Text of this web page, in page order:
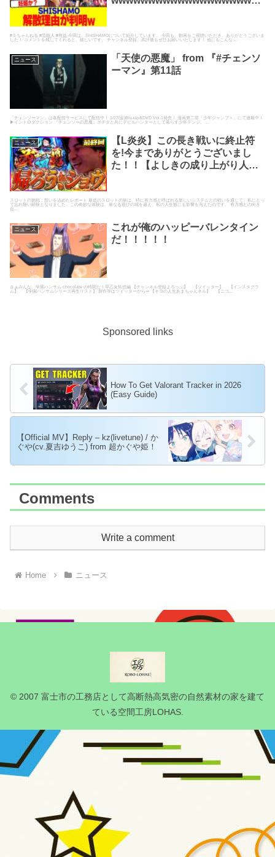
#５ちゃんねる #芸能人 #有益 今回は、SHISHAMOについて紹介しています。 今回も、動画をご視聴いただき、ありがとうございま
した！ コメントを残してくれると、嬉しいです。 チャンネル登録、高評価もぜひお願いいたします！ 他にもこんな...
ニュース
「天使の悪魔」 from 『#チェンソ
ーマン』第11話
「チェンソーマン」は各配信サービスにて配信中！ 1/27(金)Blu-ray&DVD Vol.1発売！ 漫画第二部「少年ジャンプ＋」にて連載中！
▶イントロダクション 『チェンソーの悪魔』ポチタと共にデビルハンターとして暮らす少年デンジ。 ...
ニュース
【L炎炎】この長き戦いに終止符
を!今までありがとうございまし
た！！【よしきの成り上がり人生
スロットの挑戦：想いを込めたレポート 最近のスロットの旅は、特に有力感と呼ばれる新しいシステムとの戦いを通じて、私にとっ
て忘れ難い経験となりました。この奇妙な体験は、単なる遊びの域を越え、私の人生観にも影響を与えたのです。 有力感との向き
合...
ニュース
これが俺のハッピーバレンタイン
だ！！！！！
さぁみんな、学園ハンサム chocolate の時間だ！早乙女拓也編 【チャンネル登録よろっぷ】 【ツイッター】 【インスタグラ
ム】 【学園ハンサムシリーズ再生リスト】 新作等はツイッターから⇒ 【キヨの人生あまちゃんネル】 【ニコ...
Sponsored links
How To Get Valorant Tracker in 2026
(Easy Guide)
【Official MV】Reply – kz(livetune) / か
ぐや(cv.夏吉ゆうこ) from 超かぐや姫！
Comments
Write a comment
Home ニュース
© 2007 富士市の工務店として高断熱高気密の自然素材の家を建て
ている空間工房LOHAS.